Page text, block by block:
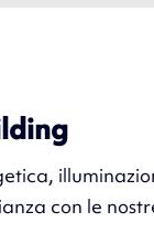
con le